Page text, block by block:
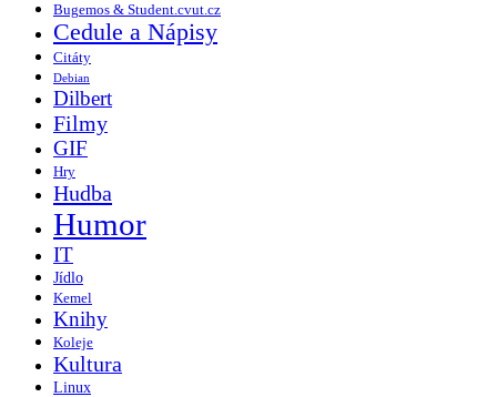
Bugemos & Student.cvut.cz
Cedule a Nápisy
Citáty
Debian
Dilbert
Filmy
GIF
Hry
Hudba
Humor
IT
Jídlo
Kemel
Knihy
Koleje
Kultura
Linux